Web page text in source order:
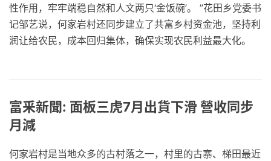
性作用，牢牢端稳自然和人文两只‘金饭碗’。 ”花田乡党委书
记邹艺说，何家岩村还同步建立了共富乡村资金池，坚持利
润让给农民，成本回归集体，确保实现农民利益最大化。
富釆新聞: 面板三虎7月出貨下滑 營收同步
月減
何家岩村是当地众多的古村落之一，村里的古寨、梯田最近